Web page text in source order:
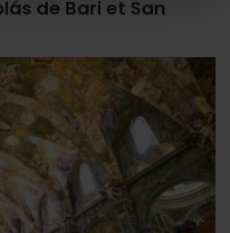
de Bari et San